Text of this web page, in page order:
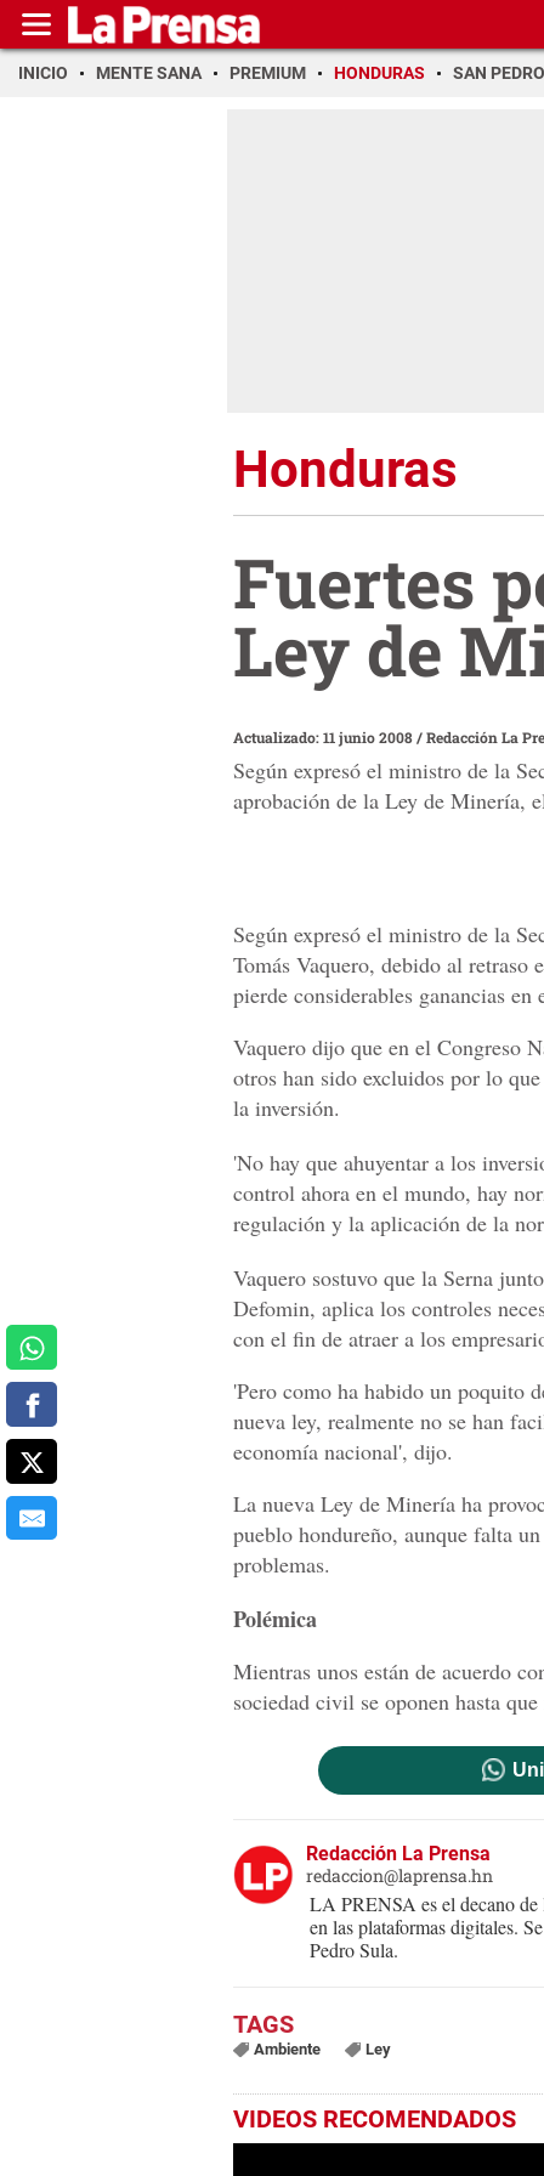
INICIO MENTE SANA PREMIUM HONDURAS SAN PEDRO
Honduras
Fuertes
Ley de
Actualizado: 11 junio 2008/Redacción La
Según expresó el ministro de la
aprobación de la Ley de Minería,
Según expresó el ministro de la
Tomás Vaquero, debido al
pierde considerables ganancias en
Vaquero dijo que en el Congreso
otros han sido excluidos por lo
la inversión.
'No hay que ahuyentar a los
control ahora en el mundo, hay
regulación y la aplicación de la
Vaquero sostuvo que la Serna
Defomin, aplica los controles
con el fin de atraer a los
'Pero como ha habido un poquito
nueva ley, realmente no se han
economía nacional', dijo.
La nueva Ley de Minería ha
pueblo hondureño, aunque falta
problemas.
Polémica
Mientras unos están de acuerdo
sociedad civil se oponen hasta
Redacción La Prensa
redaccion@laprensa.hn
LA PRENSA es el decano de
en las plataformas digitales.
Pedro Sula.
Ambiente Ley
VIDEOS RECOMENDADOS